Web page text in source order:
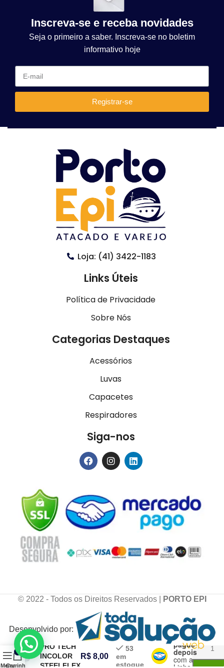
Inscreva-se e receba novidades
Seja o primeiro a saber. Inscreva-se no boletim
informativo hoje
Registrar-se
Loja: (41) 3422-1183
Links Úteis
Política de Privacidade
Sobre Nós
Categorias Destaques
Acessórios
Luvas
Capacetes
Respiradores
Siga-nos
© 2022 - Todos os Direitos Reservados | PORTO EPI
Desenvolvido por:
ÓCULOS
PRO TECH
INCOLOR
STEELFLEX
R$ 8,00
53
em
estoque
Compre
agora,
pague
depois
com a
Menu
0
Carrinho